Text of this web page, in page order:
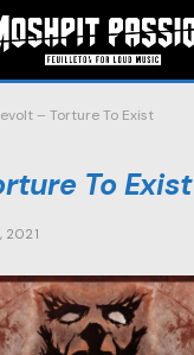
– Torture To Exist
To Exist
2021